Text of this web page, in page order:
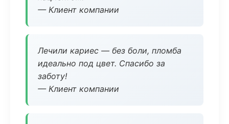
— Клиент компании
Лечили кариес — без боли, пломба
идеально под цвет. Спасибо за
заботу!
— Клиент компании